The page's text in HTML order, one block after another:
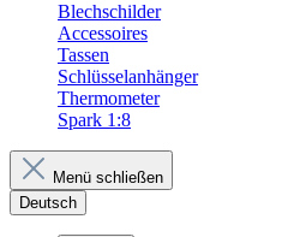
Blechschilder
Accessoires
Tassen
Schlüsselanhänger
Thermometer
Spark 1:8
Menü schließen
Deutsch